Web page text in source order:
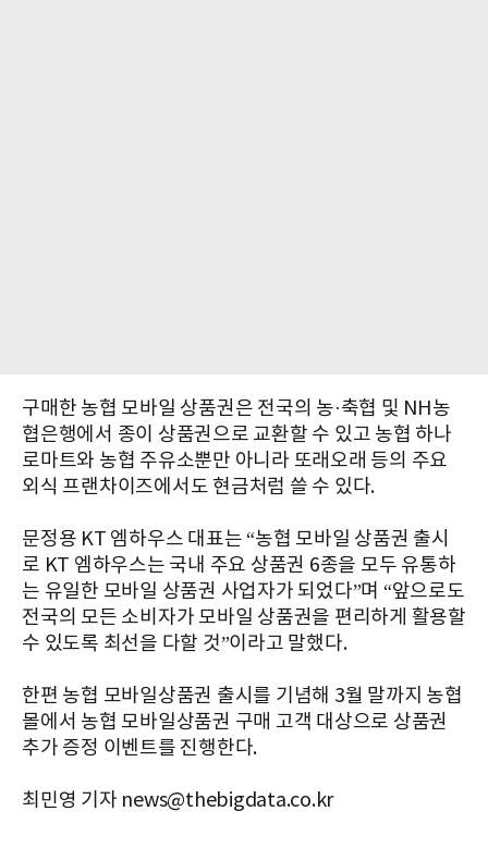
구매한 농협 모바일 상품권은 전국의 농·축협 및 NH농
협은행에서 종이 상품권으로 교환할 수 있고 농협 하나
로마트와 농협 주유소뿐만 아니라 또래오래 등의 주요
외식 프랜차이즈에서도 현금처럼 쓸 수 있다.
문정용 KT 엠하우스 대표는 “농협 모바일 상품권 출시
로 KT 엠하우스는 국내 주요 상품권 6종을 모두 유통하
는 유일한 모바일 상품권 사업자가 되었다”며 “앞으로도
전국의 모든 소비자가 모바일 상품권을 편리하게 활용할
수 있도록 최선을 다할 것”이라고 말했다.
한편 농협 모바일상품권 출시를 기념해 3월 말까지 농협
몰에서 농협 모바일상품권 구매 고객 대상으로 상품권
추가 증정 이벤트를 진행한다.
최민영 기자 news@thebigdata.co.kr